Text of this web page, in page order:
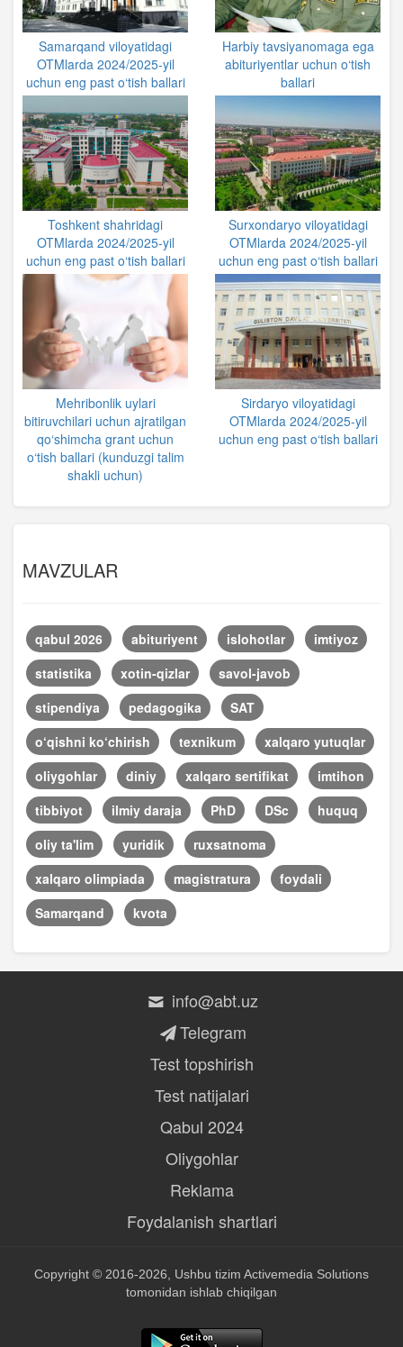
Samarqand viloyatidagi
OTMlarda 2024/2025-yil
uchun eng past o‘tish ballari
Harbiy tavsiyanomaga ega
abituriyentlar uchun o‘tish
ballari
Toshkent shahridagi
OTMlarda 2024/2025-yil
uchun eng past o‘tish ballari
Surxondaryo viloyatidagi
OTMlarda 2024/2025-yil
uchun eng past o‘tish ballari
Mehribonlik uylari
bitiruvchilari uchun ajratilgan
qo‘shimcha grant uchun
o‘tish ballari (kunduzgi talim
shakli uchun)
Sirdaryo viloyatidagi
OTMlarda 2024/2025-yil
uchun eng past o‘tish ballari
MAVZULAR
qabul 2026 abituriyent islohotlar
imtiyoz
statistika
xotin-qizlar
savol-javob
stipendiya
pedagogika
SAT
o‘qishni ko‘chirish
texnikum
xalqaro yutuqlar
oliygohlar
diniy xalqaro sertifikat
imtihon
tibbiyot
ilmiy daraja PhD DSc
huquq
oliy ta'lim
yuridik
ruxsatnoma
xalqaro olimpiada
magistratura
foydali
Samarqand
kvota
info@abt.uz
Telegram
Test topshirish
Test natijalari
Qabul 2024
Oliygohlar
Reklama
Foydalanish shartlari
Copyright © 2016-2026, Ushbu tizim Activemedia Solutions
tomonidan ishlab chiqilgan